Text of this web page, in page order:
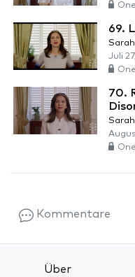
69.
Juli
70.
Kommentare
Über